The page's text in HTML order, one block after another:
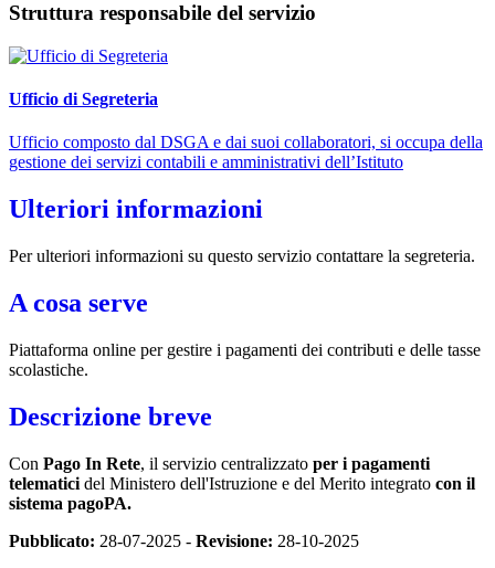
Struttura responsabile del servizio
Ufficio di Segreteria
Ufficio composto dal DSGA e dai suoi collaboratori, si occupa della
gestione dei servizi contabili e amministrativi dell’Istituto
Ulteriori informazioni
Per ulteriori informazioni su questo servizio contattare la segreteria.
A cosa serve
Piattaforma online per gestire i pagamenti dei contributi e delle tasse
scolastiche.
Descrizione breve
Con Pago In Rete, il servizio centralizzato per i pagamenti
telematici del Ministero dell'Istruzione e del Merito integrato con il
sistema pagoPA.
Pubblicato: 28-07-2025 - Revisione: 28-10-2025